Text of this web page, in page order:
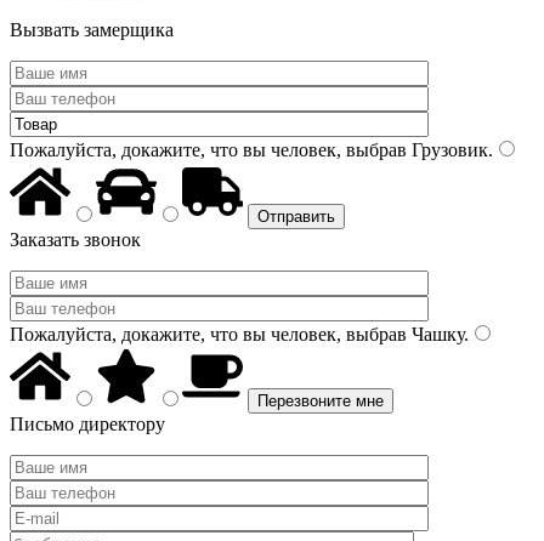
Вызвать замерщика
Пожалуйста, докажите, что вы человек, выбрав Грузовик.
Заказать звонок
Пожалуйста, докажите, что вы человек, выбрав Чашку.
Письмо директору